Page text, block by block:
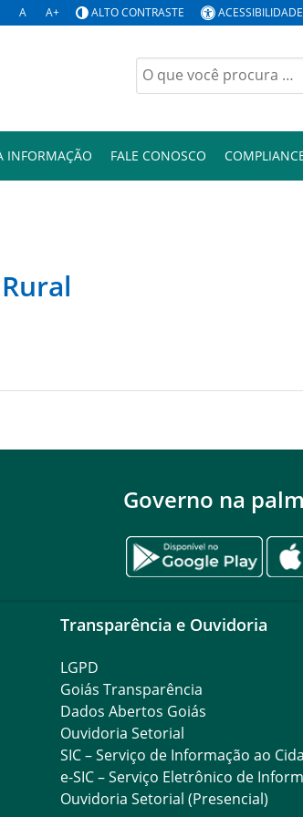
A A+ ALTO CONTRASTE ACESSIBILIDADE
Buscar
por:
INFORMAÇÃO FALE CONOSCO
Governo na
Transparência e Ouvidoria
LGPD
Goiás Transparência
Dados Abertos Goiás
Ouvidoria Setorial
SIC – Serviço de Informação ao
e-SIC – Serviço Eletrônico de
Ouvidoria Setorial (Presencial)